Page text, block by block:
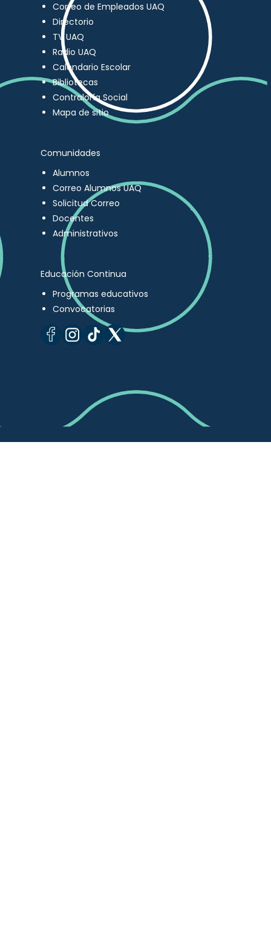
Correo de Empleados UAQ
Directorio
TV UAQ
Radio UAQ
Calendario Escolar
Bibliotecas
Contraloría Social
Mapa de sitio
Comunidades
Alumnos
Correo Alumnos UAQ
Solicitud Correo
Docentes
Administrativos
Educación Continua
Programas educativos
Convocatorias